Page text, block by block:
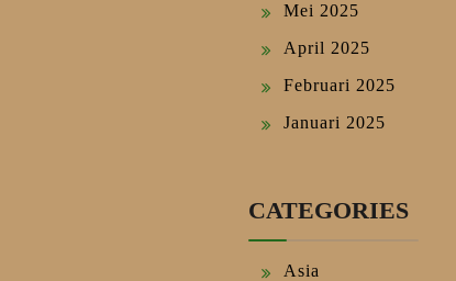
Mei 2025
April 2025
Februari 2025
Januari 2025
CATEGORIES
Asia